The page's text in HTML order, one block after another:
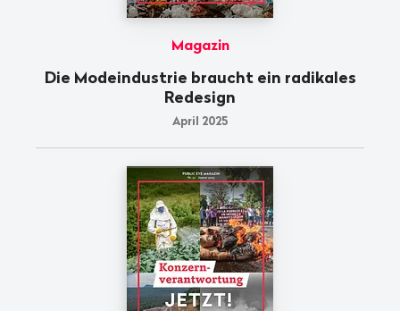
Magazin
Die Modeindustrie braucht ein radikales
Redesign
April 2025